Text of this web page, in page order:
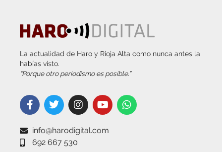
La actualidad de Haro y Rioja Alta como nunca antes la
habías visto.
“Porque otro periodismo es posible.”
info@harodigital.com
692 667 530